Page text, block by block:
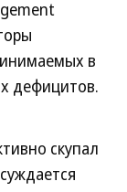
в
дефицитов.
скупал